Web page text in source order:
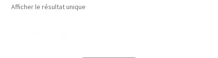
Afficher le résultat unique